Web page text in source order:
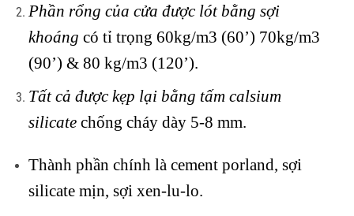
Phần rổng của cửa được lót bằng sợi
khoáng có tỉ trọng 60kg/m3 (60’) 70kg/m3
(90’) & 80 kg/m3 (120’).
Tất cả được kẹp lại bằng tấm calsium
silicatechống cháy dày 5-8 mm.
Thành phần chính là cement porland, sợi
silicate mịn, sợi xen-lu-lo.